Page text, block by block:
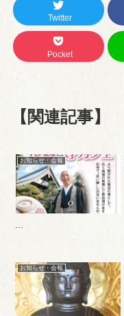
Twitter
Pocket
【関連記事】
お知らせ・会報
...
お知らせ・会報